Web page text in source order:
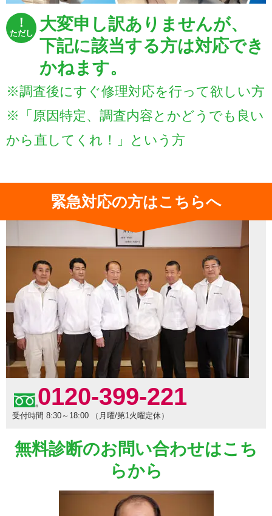
！
ただし
大変申し訳ありませんが、
下記に該当する方は対応でき
かねます。
※調査後にすぐ修理対応を行って欲しい方
※「原因特定、調査内容とかどうでも良い
から直してくれ！」という方
緊急対応の方はこちらへ
0120-399-221
受付時間 8:30～18:00 （月曜/第1火曜定休）
無料診断のお問い合わせはこち
らから